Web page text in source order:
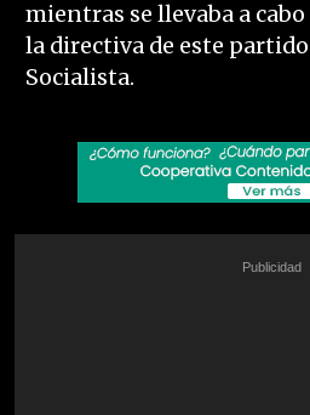
mientras se llevaba a
la directiva de este
Socialista.